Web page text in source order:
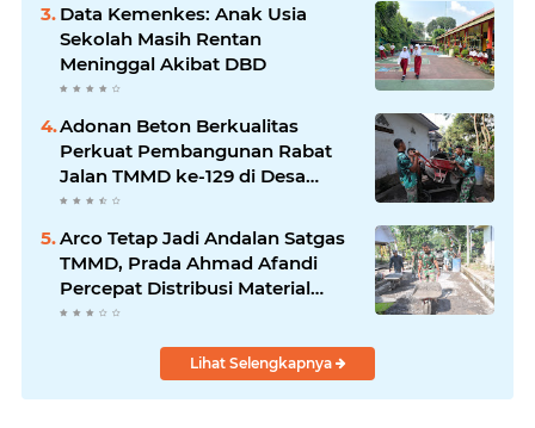
Data Kemenkes: Anak Usia
Sekolah Masih Rentan
Meninggal Akibat DBD
Adonan Beton Berkualitas
Perkuat Pembangunan Rabat
Jalan TMMD ke-129 di Desa
Ledoktempuro
Arco Tetap Jadi Andalan Satgas
TMMD, Prada Ahmad Afandi
Percepat Distribusi Material
Pengecoran
Lihat Selengkapnya